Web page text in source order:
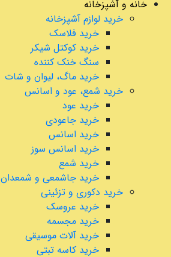
خانه و آشپزخانه
خرید لوازم آشپزخانه
خرید فلاسک
خرید کوکتل شیکر
سنگ خنک کننده
خرید ماگ، لیوان و شات
خرید شمع، عود و اسانس
خرید عود
خرید جاعودی
خرید اسانس
خرید اسانس سوز
خرید شمع
خرید جاشمعی و شمعدان
خرید دکوری و تزئینی
خرید عروسک
خرید مجسمه
خرید آلات موسیقی
خرید کاسه تبتی